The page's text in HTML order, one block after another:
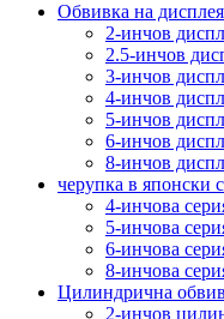
Обвивка на дисплея
2-инчов
2.5-инчов
3-инчов
4-инчов
5-инчов
6-инчов
8-инчов
черупка в японски
4-инчова
5-инчова
6-инчова
8-инчова
Цилиндрична
2-инчов